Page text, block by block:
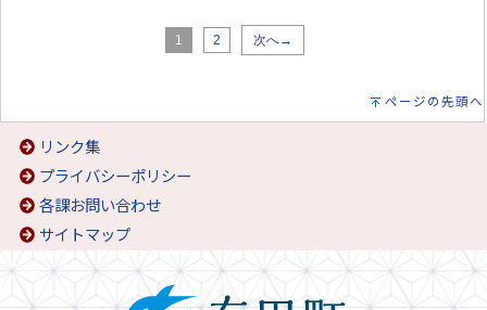
1 2 次へ→
ページの先頭へ
リンク集
プライバシーポリシー
各課お問い合わせ
サイトマップ